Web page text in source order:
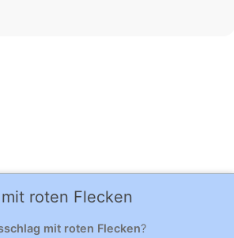
roten Flecken
mit roten Flecken?